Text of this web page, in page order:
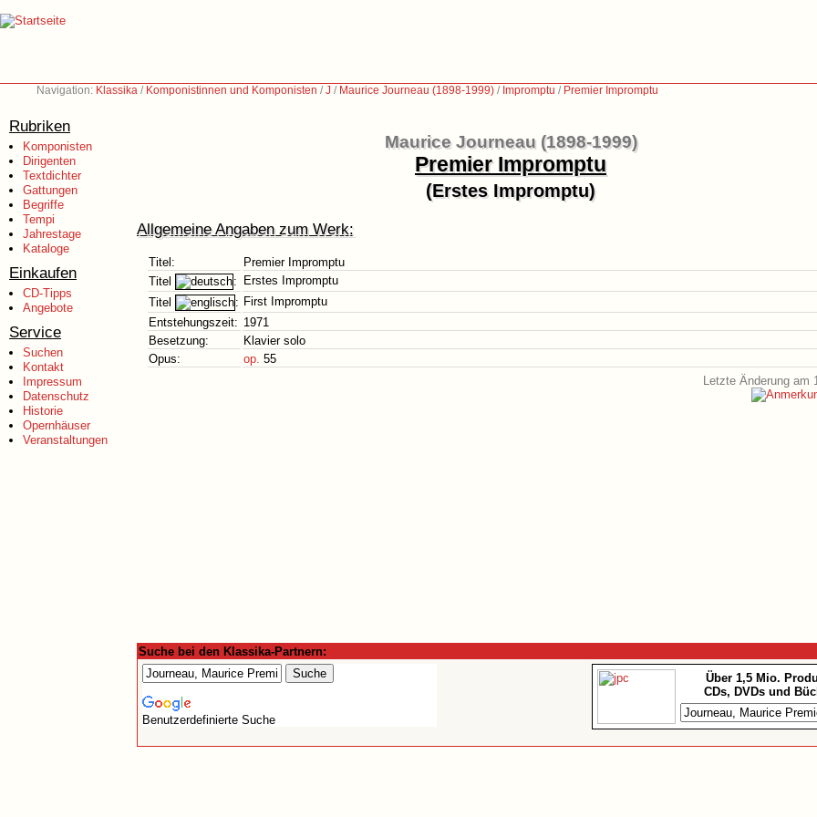
Navigation: Klassika / Komponistinnen und Komponisten /J / Maurice Journeau (1898-1999) / Impromptu / Premier Impromptu
Rubriken
Komponisten
Dirigenten
Textdichter
Gattungen
Begriffe
Tempi
Jahrestage
Kataloge
Einkaufen
CD-Tipps
Angebote
Service
Suchen
Kontakt
Impressum
Datenschutz
Historie
Opernhäuser
Veranstaltungen
Maurice Journeau (1898-1999)
Premier Impromptu
(Erstes Impromptu)
Allgemeine Angaben zum Werk:
Titel:
Premier Impromptu
Titel
:
Erstes Impromptu
Titel
: First Impromptu
Entstehungszeit: 1971
Besetzung:
Klavier solo
Opus:
op. 55
Letzte Änderung am
Suche bei den Klassika-Partnern:
Benutzerdefinierte Suche
Über 1,5 Mio.
CDs, DVDs und